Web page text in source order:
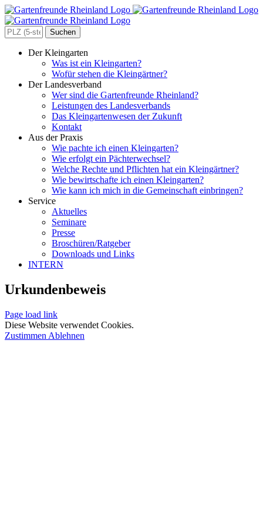
Zum
Inhalt
springen
Search
for:
Der Kleingarten
Was ist ein Kleingarten?
Wofür stehen die Kleingärtner?
Der Landesverband
Wer sind die Gartenfreunde Rheinland?
Leistungen des Landesverbands
Das Kleingartenwesen der Zukunft
Kontakt
Aus der Praxis
Wie pachte ich einen Kleingarten?
Wie erfolgt ein Pächterwechsel?
Welche Rechte und Pflichten hat ein Kleingärtner?
Wie bewirtschafte ich einen Kleingarten?
Wie kann ich mich in die Gemeinschaft einbringen?
Service
Aktuelles
Seminare
Presse
Broschüren/Ratgeber
Downloads und Links
INTERN
Urkundenbeweis
Page load link
Diese Website verwendet Cookies.
Zustimmen Ablehnen